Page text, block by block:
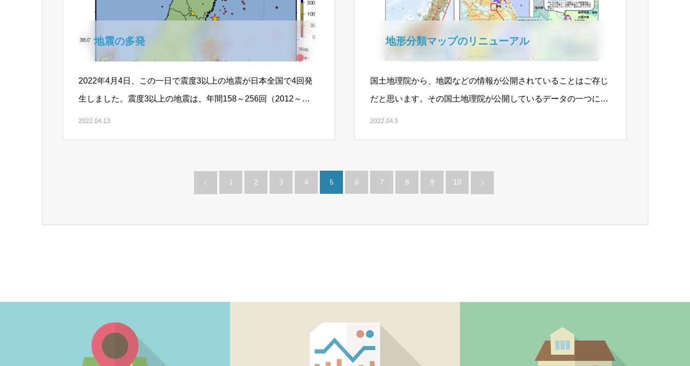
地震の多発
2022年4月4日、この一日で震度3以上の地震が日本全国で4回発
生しました。震度3以上の地震は、年間158～256回（2012～
2021年の記録より、熊…
2022.04.13
地形分類マップのリニューアル
国土地理院から、地図などの情報が公開されていることはご存じ
だと思います。その国土地理院が公開しているデータの一つに、
「地形分類」というものがあります。…
2022.04.5
1 2 3 4 5 6 7 8 9 10